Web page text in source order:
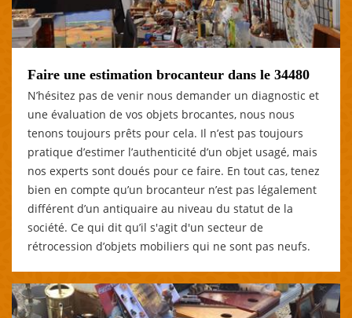
Faire une estimation brocanteur dans le 34480
N’hésitez pas de venir nous demander un diagnostic et
une évaluation de vos objets brocantes, nous nous
tenons toujours prêts pour cela. Il n’est pas toujours
pratique d’estimer l’authenticité d’un objet usagé, mais
nos experts sont doués pour ce faire. En tout cas, tenez
bien en compte qu’un brocanteur n’est pas légalement
différent d’un antiquaire au niveau du statut de la
société. Ce qui dit qu’il s'agit d'un secteur de
rétrocession d’objets mobiliers qui ne sont pas neufs.